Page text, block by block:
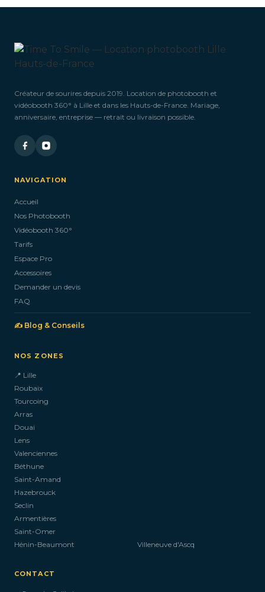
Créateur de sourires depuis 2019. Location de photobooth et
vidéobooth 360° à Lille et dans les Hauts-de-France. Mariage,
anniversaire, entreprise — retrait ou livraison possible.
NAVIGATION
Accueil
Nos Photobooth
Vidéobooth 360°
Tarifs
Espace Pro
Accessoires
Demander un devis
FAQ
✍️ Blog & Conseils
NOS ZONES
📍 Lille
Roubaix
Tourcoing
Arras
Douai
Lens
Valenciennes
Béthune
Saint-Amand
Hazebrouck
Seclin
Armentières
Saint-Omer
Hénin-Beaumont
Villeneuve d'Ascq
CONTACT